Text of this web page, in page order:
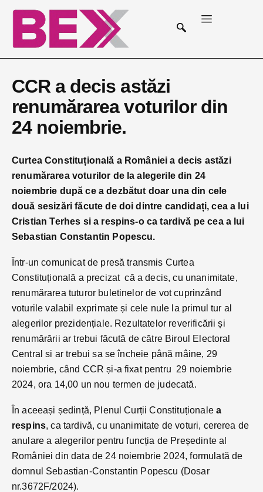
CCR a decis astăzi
renumărarea voturilor din
24 noiembrie.
Curtea Constituțională a României a decis astăzi
renumărarea voturilor de la alegerile din 24
noiembrie după ce a dezbătut doar una din cele
două sesizări făcute de doi dintre candidați, cea a lui
Cristian Terhes si a respins-o ca tardivă pe cea a lui
Sebastian Constantin Popescu.
Într-un comunicat de presă transmis Curtea
Constituțională a precizat că a decis, cu unanimitate,
renumărarea tuturor buletinelor de vot cuprinzând
voturile valabil exprimate și cele nule la primul tur al
alegerilor prezidențiale. Rezultatelor reverificării și
renumărării ar trebui făcută de către Biroul Electoral
Central si ar trebui sa se încheie până mâine, 29
noiembrie, când CCR și-a fixat pentru 29 noiembrie
2024, ora 14,00 un nou termen de judecată.
În aceeași ședință, Plenul Curții Constituționale a
respins, ca tardivă, cu unanimitate de voturi, cererea de
anulare a alegerilor pentru funcția de Președinte al
României din data de 24 noiembrie 2024, formulată de
domnul Sebastian-Constantin Popescu (Dosar
nr.3672F/2024).